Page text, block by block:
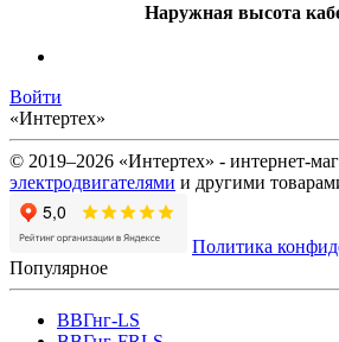
Наружная высота
Войти
«Интертех»
© 2019–2026 «Интертех» - интернет-
электродвигателями и другими
Политика
Популярное
ВВГнг-LS